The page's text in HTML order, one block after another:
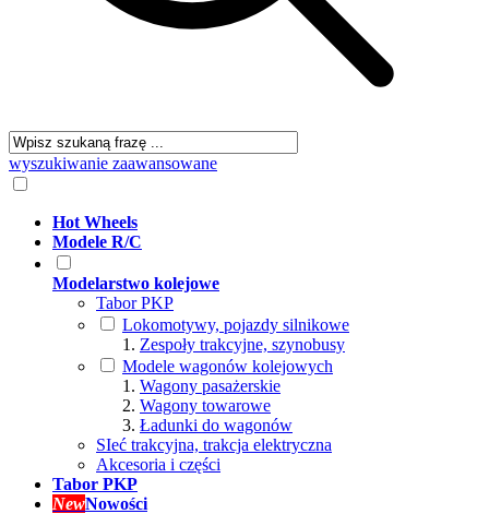
wyszukiwanie zaawansowane
Hot Wheels
Modele R/C
Modelarstwo kolejowe
Tabor PKP
Lokomotywy, pojazdy silnikowe
Zespoły trakcyjne, szynobusy
Modele wagonów kolejowych
Wagony pasażerskie
Wagony towarowe
Ładunki do wagonów
SIeć trakcyjna, trakcja elektryczna
Akcesoria i części
Tabor PKP
NewNowości